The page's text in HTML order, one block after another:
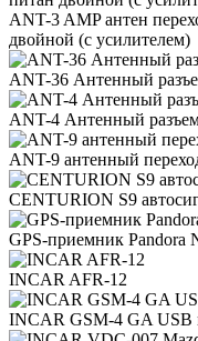
ANT-3 AMP антен
двойной (с усилителем)
ANT-36 Антенный
ANT-4 Антенный
ANT-9 антенный
CENTURION S9
GPS-приемник Pandora
INCAR AFR-12
INCAR GSM-4 GA USB